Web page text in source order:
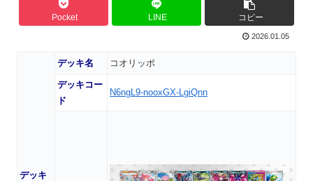
Pocket LINE コピー
2026.01.05
デッキ
デッキ名 コオリッポ
デッキコー
ド
N6ngL9-nooxGX-LgiQnn